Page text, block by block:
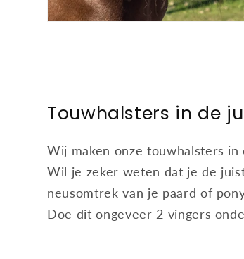
Touwhalsters in de
Wij maken onze touwhalsters in
Wil je zeker weten dat je de
neusomtrek van je paard of
Doe dit ongeveer 2 vingers